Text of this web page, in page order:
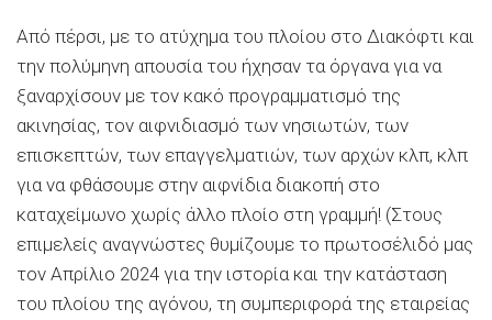
Από πέρσι, με το ατύχημα του πλοίου στο Διακόφτι και
την πολύμηνη απουσία του ήχησαν τα όργανα για να
ξαναρχίσουν με τον κακό προγραμματισμό της
ακινησίας, τον αιφνιδιασμό των νησιωτών, των
επισκεπτών, των επαγγελματιών, των αρχών κλπ, κλπ
για να φθάσουμε στην αιφνίδια διακοπή στο
καταχείμωνο χωρίς άλλο πλοίο στη γραμμή! (Στους
επιμελείς αναγνώστες θυμίζουμε το πρωτοσέλιδό μας
τον Απρίλιο 2024 για την ιστορία και την κατάσταση
του πλοίου της αγόνου, τη συμπεριφορά της εταιρείας